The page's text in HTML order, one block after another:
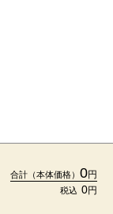
合計（本体価格） 0円
税込 0円